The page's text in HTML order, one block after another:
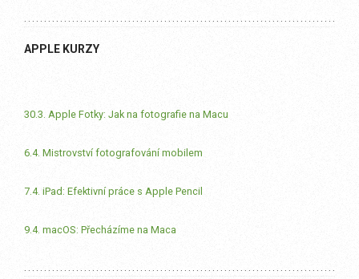
APPLE KURZY
30.3. Apple Fotky: Jak na fotografie na Macu
6.4. Mistrovství fotografování mobilem
7.4. iPad: Efektivní práce s Apple Pencil
9.4. macOS: Přecházíme na Maca